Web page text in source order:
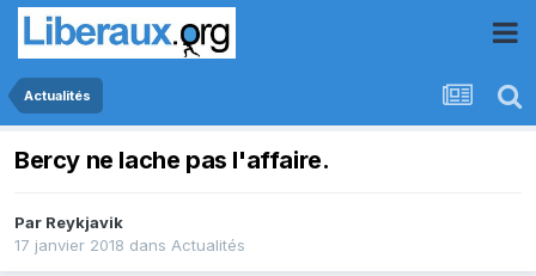
Actualités
Bercy ne lache pas l'affaire.
Par Reykjavik
17 janvier 2018 dans Actualités